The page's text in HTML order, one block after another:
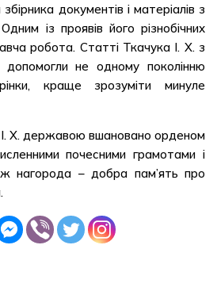
документів і матеріалів з
Одним із проявів його різнобічних
робота. Статті Ткачука I. X. з
допомогли не одному поколінню
краще зрозуміти минуле
X. державою вшановано орденом
почесними грамотами і
ж нагорода – добра пам’ять про